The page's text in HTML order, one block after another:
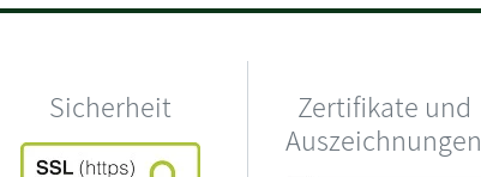
Sicherheit
Zertifikate und
Auszeichnungen